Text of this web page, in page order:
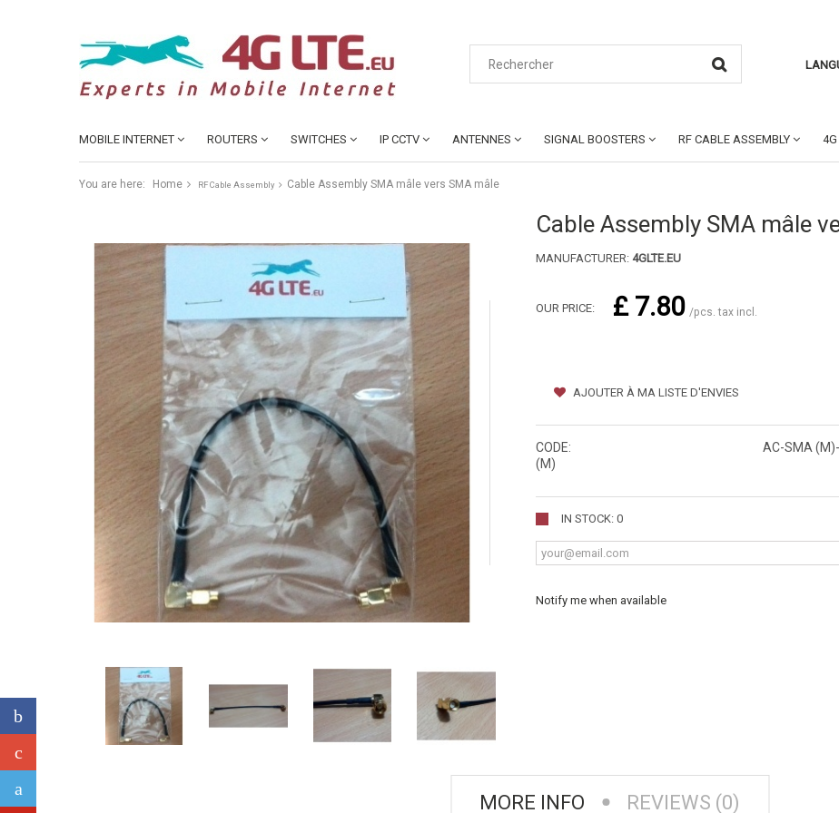
MOBILE INTERNET ROUTERS SWITCHES IP CCTV ANTENNES SIGNAL BOOSTERS RF CABLE ASSEMBLY
You are here: Home RF Cable Assembly Cable Assembly SMA mâle vers SMA mâle
Cable Assembly SMA mâle
MANUFACTURER: 4GLTE.EU
OUR PRICE: £ 7.80 /pcs. tax incl.
AJOUTER À MA LISTE D'ENVIES
CODE:
AC-SMA
(M)
IN STOCK: 0
Notify me when available
MORE INFO REVIEWS (0)